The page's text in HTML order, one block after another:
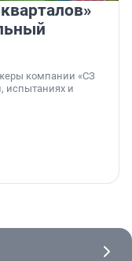
компании «СЗ
испытаниях и